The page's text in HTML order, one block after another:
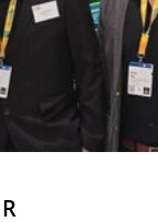
Studium
Service